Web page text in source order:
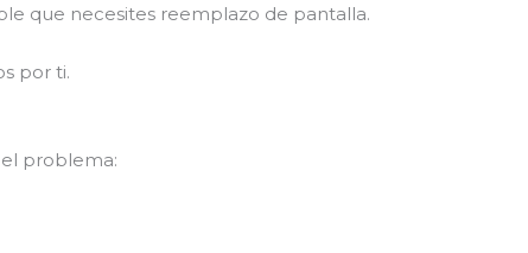
que necesites reemplazo de pantalla.
por ti.
problema: